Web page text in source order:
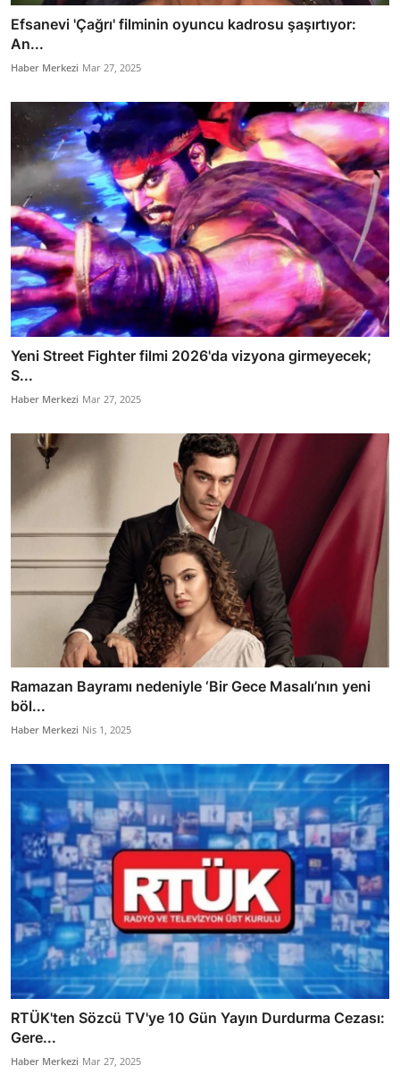
Efsanevi 'Çağrı' filminin oyuncu kadrosu şaşırtıyor:
An...
Haber Merkezi Mar 27, 2025
Yeni Street Fighter filmi 2026'da vizyona girmeyecek;
S...
Haber Merkezi Mar 27, 2025
Ramazan Bayramı nedeniyle ‘Bir Gece Masalı’nın yeni
böl...
Haber Merkezi Nis 1, 2025
RTÜK'ten Sözcü TV'ye 10 Gün Yayın Durdurma Cezası:
Gere...
Haber Merkezi Mar 27, 2025